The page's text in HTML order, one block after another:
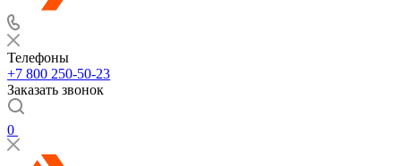
Телефоны
+7 800 250-50-23
Заказать звонок
0